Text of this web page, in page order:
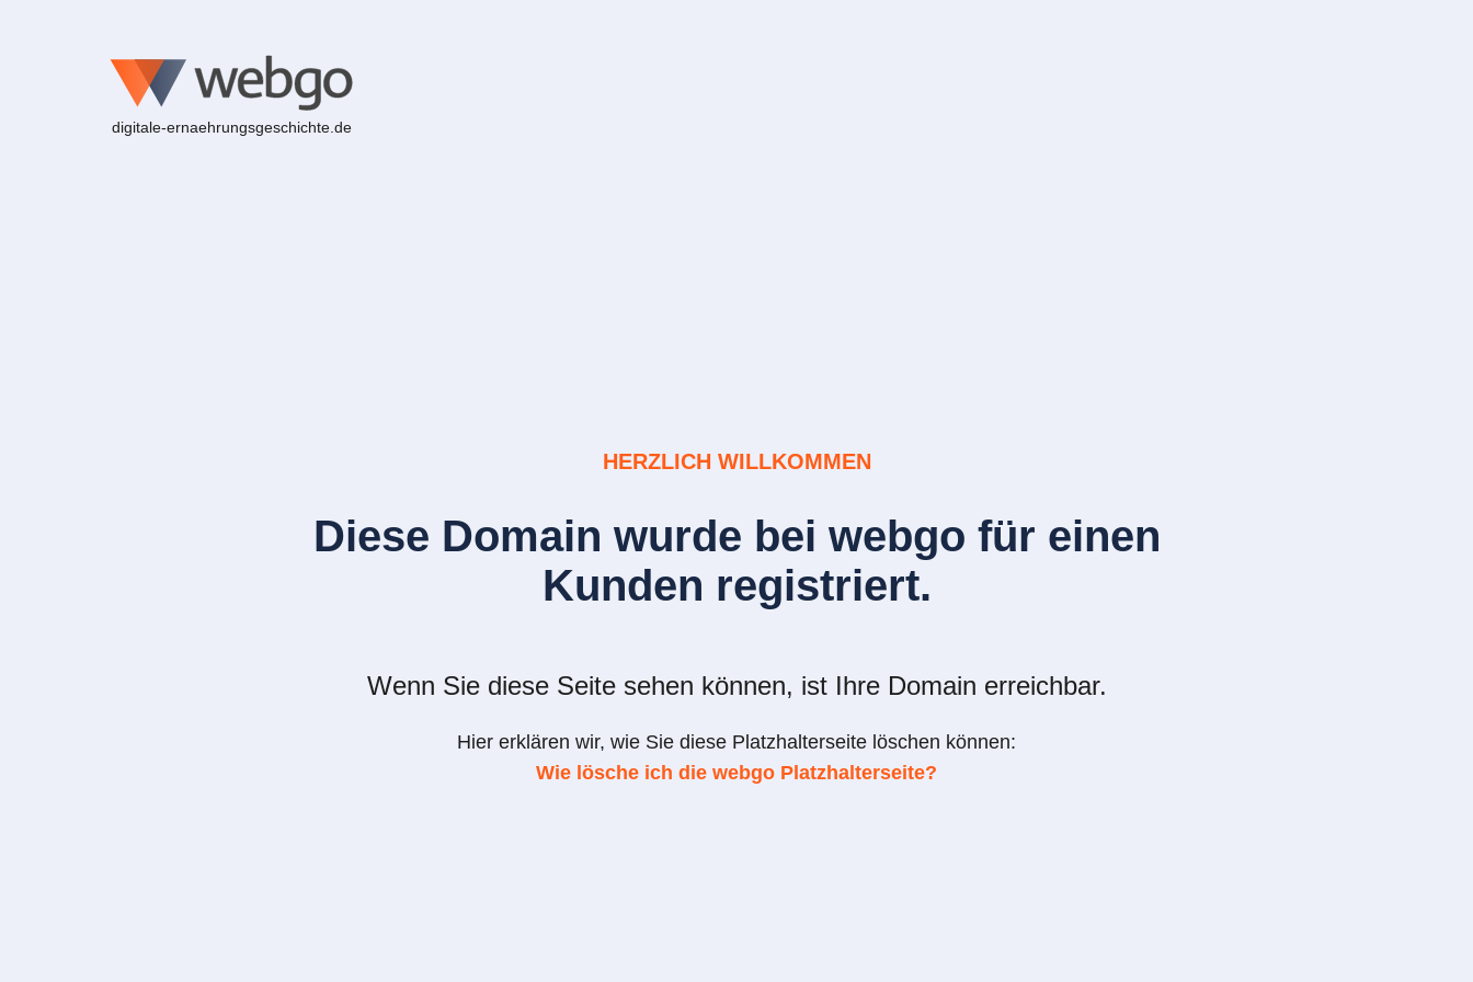
digitale-ernaehrungsgeschichte.de
HERZLICH WILLKOMMEN
Diese Domain wurde bei webgo für einen
Kunden registriert.
Wenn Sie diese Seite sehen können, ist Ihre Domain erreichbar.
Hier erklären wir, wie Sie diese Platzhalterseite löschen können:
Wie lösche ich die webgo Platzhalterseite?